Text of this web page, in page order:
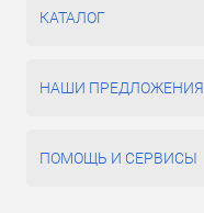
КАТАЛОГ
НАШИ ПРЕДЛОЖЕНИЯ
ПОМОЩЬ И СЕРВИСЫ